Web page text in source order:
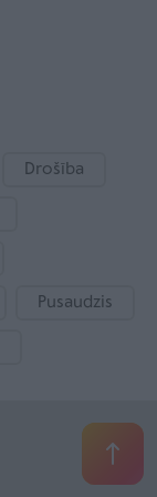
Drošība
Pusaudzis